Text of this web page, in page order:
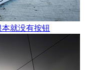
就没有按钮